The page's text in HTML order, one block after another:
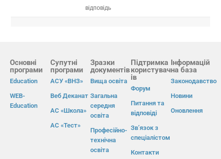
відповідь
Основні
програми
Education
WEB-
Education
Супутні
програми
АСУ «ВНЗ»
Веб Деканат
АС «Школа»
АС «Тест»
Зразки
документів
Вища освіта
Загальна
середня
освіта
Професійно-
технічна
освіта
Підтримка
користувач
ів
Форум
Питання та
відповіді
Зв’язок з
спеціалістом
Контакти
Інформацій
на база
Законодавство
Новини
Оновлення